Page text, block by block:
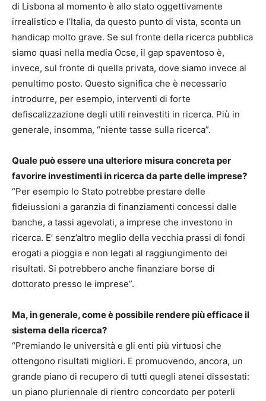
di Lisbona al momento è allo stato oggettivamente
irrealistico e l’Italia, da questo punto di vista, sconta un
handicap molto grave. Se sul fronte della ricerca pubblica
siamo quasi nella media Ocse, il gap spaventoso è,
invece, sul fronte di quella privata, dove siamo invece al
penultimo posto. Questo significa che è necessario
introdurre, per esempio, interventi di forte
defiscalizzazione degli utili reinvestiti in ricerca. Più in
generale, insomma, “niente tasse sulla ricerca”.
Quale può essere una ulteriore misura concreta per
favorire investimenti in ricerca da parte delle imprese?
“Per esempio lo Stato potrebbe prestare delle
fideiussioni a garanzia di finanziamenti concessi dalle
banche, a tassi agevolati, a imprese che investono in
ricerca. E’ senz’altro meglio della vecchia prassi di fondi
erogati a pioggia e non legati al raggiungimento dei
risultati. Si potrebbero anche finanziare borse di
dottorato presso le imprese”.
Ma, in generale, come è possibile rendere più efficace il
sistema della ricerca?
“Premiando le università e gli enti più virtuosi che
ottengono risultati migliori. E promuovendo, ancora, un
grande piano di recupero di tutti quegli atenei dissestati:
un piano pluriennale di rientro concordato per poterli